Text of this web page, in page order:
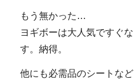
もう無かった…
ヨギボーは大人気ですぐ
す。納得。
他にも必需品のシートな